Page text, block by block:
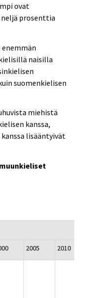
ovat
neljä prosenttia
naisilla
suomenkielisen
miehistä
kanssa,
lisääntyivät
2005 2010